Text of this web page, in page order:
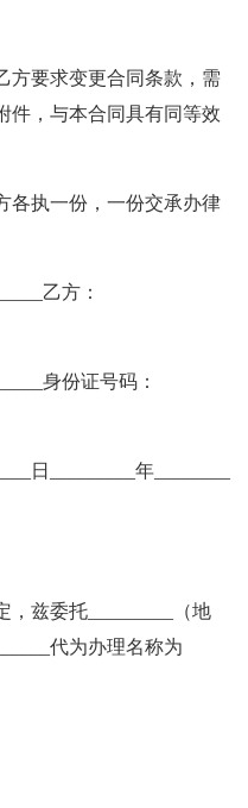
方要求变更合同条款，需
件，与本合同具有同等效
各执一份，一份交承办律
乙方：
身份证号码：
日_________年________
兹委托_________（地
代为办理名称为